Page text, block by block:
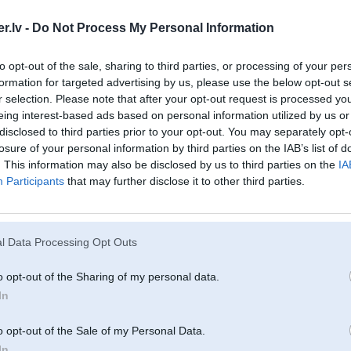
- Do Not Process My Personal Information
opt-out of the sale, sharing to third parties, or processing of your
for targeted advertising by us, please use the below opt-out
selection. Please note that after your opt-out request is processed
interest-based ads based on personal information utilized by us
to third parties prior to your opt-out. You may separately
of your personal information by third parties on the IAB’s list of
This information may also be disclosed by us to third parties on the
Participants that may further disclose it to other third parties.
Data Processing Opt Outs
opt-out of the Sharing of my personal data.
opt-out of the Sale of my Personal Data.
uzraksti pm @Driver
02. Jun 2016, 22:40